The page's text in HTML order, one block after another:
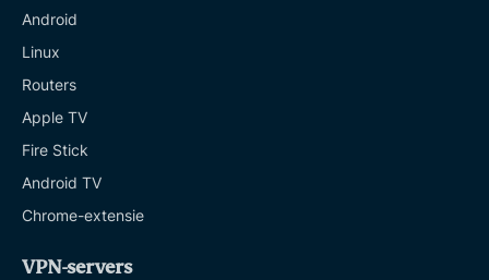
Android
Linux
Routers
Apple TV
Fire Stick
Android TV
Chrome-extensie
VPN-servers